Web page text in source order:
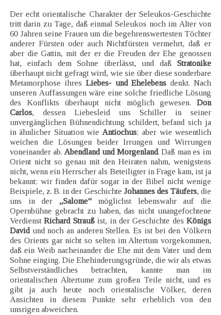
Der echt orientalische Charakter der Seleukos-Geschichte
tritt darin zu Tage, daß einmal Seleukos noch im Alter von
60 Jahren seine Frauen um die begehrenswertesten Töchter
anderer Fürsten oder auch Nichtfürsten vermehrt, daß er
aber die Gattin, mit der er die Freuden der Ehe genossen
hat, einfach dem Sohne überlässt, und daß Stratonike
überhaupt nicht gefragt wird, wie sie über diese sonderbare
Metamorphose ihres Liebes- und Ehelebens denkt. Nach
unseren Auffassungen wäre eine solche friedliche Lösung
des Konflikts überhaupt nicht möglich gewesen. Don
Carlos, dessen Liebesleid uns Schiller in seiner
unvergänglichen Bühnendichtung schildert, befand sich ja
in ähnlicher Situation wieAntiochus; aber wie wesentlich
weichen die Lösungen beider Irrungen und Wirrungen
voneinander ab.Abendland und Morgenland. Daß man es im
Orient nicht so genau mit den Heiraten nahm, wenigstens
nicht, wenn ein Herrscher als Beteiligter in Frage kam, ist ja
bekannt; wir finden dafür sogar in der Bibel nicht wenige
Beispiele, z. B. in der Geschichte Johannes des Täufers, die
uns in der „Salome“möglichst lebenswahr auf die
Opernbühne gebracht zu haben, das nicht unangefochtene
VerdienstRichard Straußist, in der Geschichte des Königs
Davidund noch an anderen Stellen. Es ist bei den Völkern
des Orients gar nicht so selten im Altertum vorgekommen,
daß ein Weib nacheinander die Ehe mit dem Vater und dem
Sohne einging. Die Ehehinderungsgründe, die wir als etwas
Selbstverständliches betrachten, kannte man im
orientalischen Altertume zum großen Teile nicht, und es
gibt ja auch heute noch orientalische Völker, deren
Ansichten in diesem Punkte sehr erheblich von den
unsrigen abweichen.